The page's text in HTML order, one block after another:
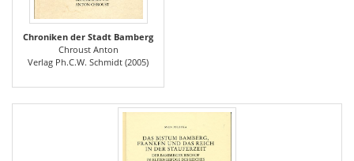
Chroniken der Stadt Bamberg
Chroust Anton
Verlag Ph.C.W. Schmidt (2005)